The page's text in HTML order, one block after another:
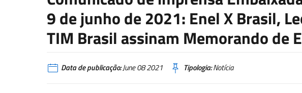
9 de junho de 2021: Enel X Brasil,
TIM Brasil assinam Memorando de
Data de publicação:June 08 2021 Tipologia:Notícia